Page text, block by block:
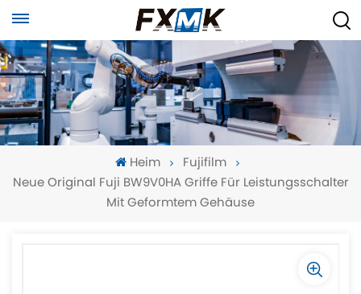
Heim
Fujifilm
Neue Original Fuji BW9V0HA Griffe Für Leistungsschalter
Mit Geformtem Gehäuse